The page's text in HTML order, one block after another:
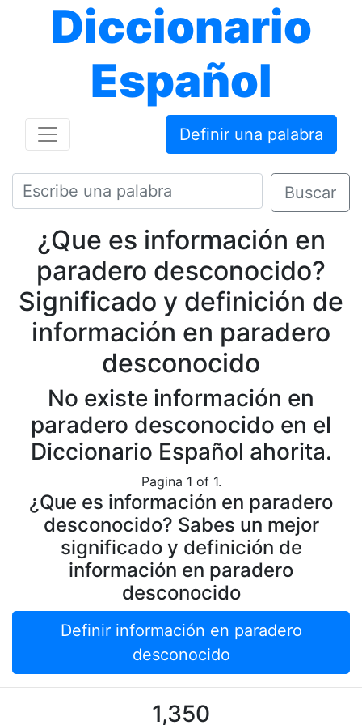
Diccionario
Español
Definir una palabra
Buscar
¿Que es información en
paradero desconocido?
Significado y definición de
información en paradero
desconocido
No existe información en
paradero desconocido en el
Diccionario Español ahorita.
Pagina 1 of 1.
¿Que es información en paradero
desconocido? Sabes un mejor
significado y definición de
información en paradero
desconocido
Definir información en paradero
desconocido
1,350